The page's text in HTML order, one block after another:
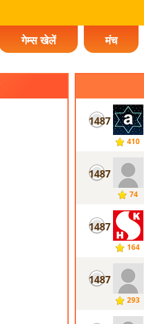
गेम्स खेलें मंच
1487
410
1487
74
1487
164
1487
293